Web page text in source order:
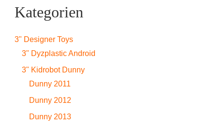
Kategorien
3" Designer Toys
3" Dyzplastic Android
3" Kidrobot Dunny
Dunny 2011
Dunny 2012
Dunny 2013